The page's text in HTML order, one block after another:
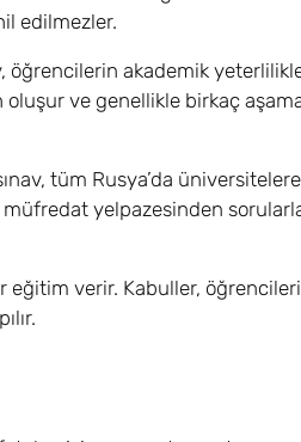
edilmezler.
öğrencilerin akademik
ve genellikle birkaç
tüm Rusya’da
müfredat yelpazesinden
eğitim verir. Kabuller,